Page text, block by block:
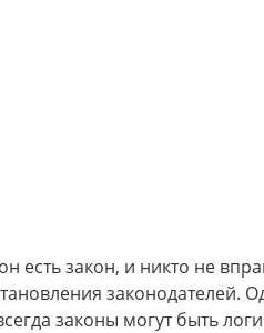
есть закон, и никто не
законодателей.
законы могут быть